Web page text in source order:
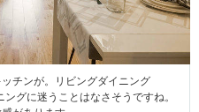
チンが。リビングダイニング
グに迷うことはなさそうですね。